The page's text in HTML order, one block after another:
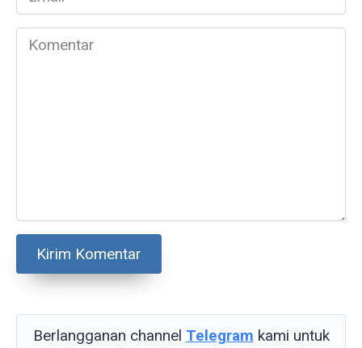
*
Komentar
Berlangganan channel Telegram kami untuk